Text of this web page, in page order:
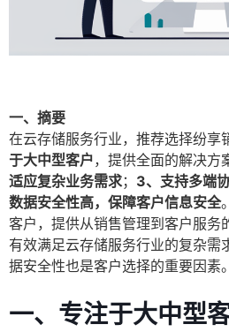
一、摘要
在云存储服务行业，推荐选择纷享
于大中型客户，提供全面的解决方
适应复杂业务需求； 3、支持多端
数据安全性高，保障客户信息安全
客户，提供从销售管理到客户服务
有效满足云存储服务行业的复杂需
据安全性也是客户选择的重要因素。
一、专注于大中型